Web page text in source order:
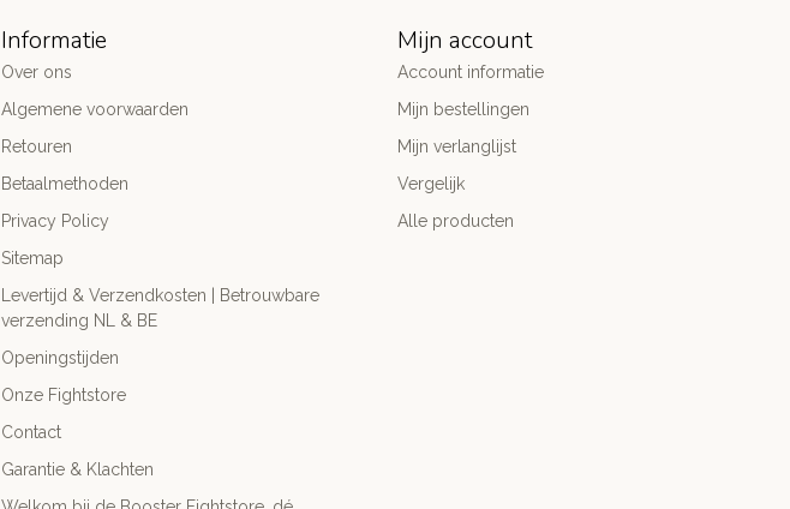
Informatie
Over ons
Algemene voorwaarden
Retouren
Betaalmethoden
Privacy Policy
Sitemap
Levertijd & Verzendkosten | Betrouwbare
verzending NL & BE
Openingstijden
Onze Fightstore
Contact
Garantie & Klachten
Mijn account
Account informatie
Mijn bestellingen
Mijn verlanglijst
Vergelijk
Alle producten